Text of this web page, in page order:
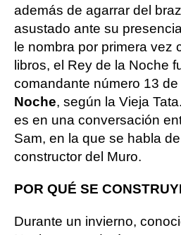
además de agarrar del
asustado ante su
le nombra por primera vez
libros, el Rey de la Noche
comandante número 13 de
Noche, según la Vieja
es en una conversación
Sam, en la que se habla
constructor del Muro.
POR QUÉ SE
Durante un invierno,